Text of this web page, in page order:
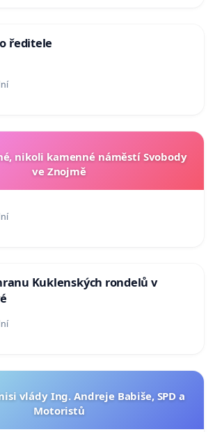
ředitele
nikoli kamenné náměstí Svobody
ve Znojmě
Kuklenských rondelů v
vlády Ing. Andreje Babiše, SPD a
Motoristů